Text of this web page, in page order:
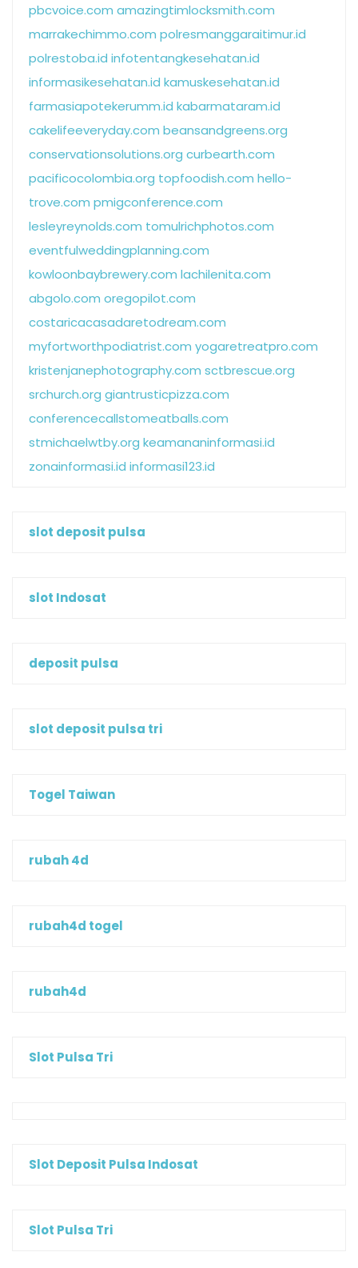
pbcvoice.com amazingtimlocksmith.com
marrakechimmo.com polresmanggaraitimur.id
polrestoba.id infotentangkesehatan.id
informasikesehatan.id kamuskesehatan.id
farmasiapotekerumm.id kabarmataram.id
cakelifeeveryday.com beansandgreens.org
conservationsolutions.org curbearth.com
pacificocolombia.org topfoodish.com hello-
trove.com pmigconference.com
lesleyreynolds.com tomulrichphotos.com
eventfulweddingplanning.com
kowloonbaybrewery.com lachilenita.com
abgolo.com oregopilot.com
costaricacasadaretodream.com
myfortworthpodiatrist.com yogaretreatpro.com
kristenjanephotography.com sctbrescue.org
srchurch.org giantrusticpizza.com
conferencecallstomeatballs.com
stmichaelwtby.org keamananinformasi.id
zonainformasi.id informasi123.id
slot deposit pulsa
slot Indosat
deposit pulsa
slot deposit pulsa tri
Togel Taiwan
rubah 4d
rubah4d togel
rubah4d
Slot Pulsa Tri
Slot Deposit Pulsa Indosat
Slot Pulsa Tri